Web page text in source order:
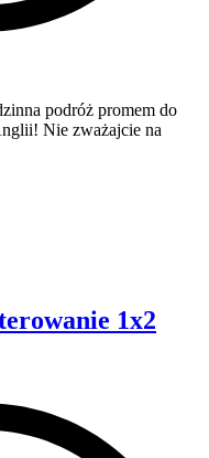
podróż promem do
Nie zważajcie na
1x2